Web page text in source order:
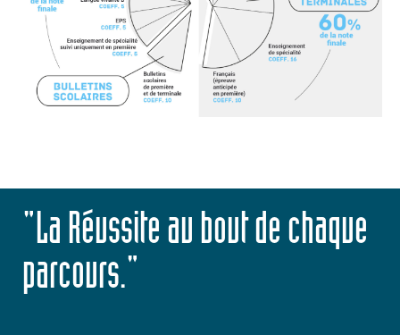
"La Réussite au bout de chaque
parcours."